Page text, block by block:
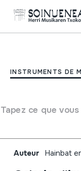
INSTRUMENTS DE
Tapez ce que
MAGNA
Auteur Hainbat